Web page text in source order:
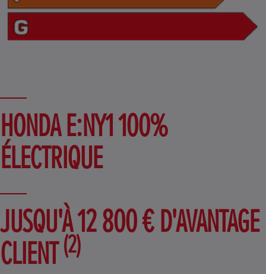
HONDA E:NY1 100%
ÉLECTRIQUE
JUSQU'À 12 800 € D'AVANTAGE
CLIENT(2)